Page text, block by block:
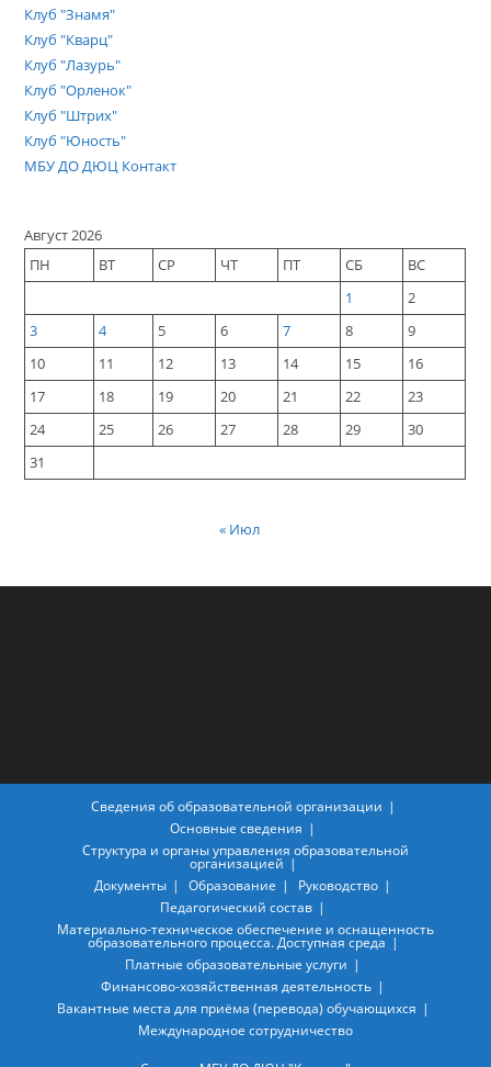
Клуб "Знамя"
Клуб "Кварц"
Клуб "Лазурь"
Клуб "Орленок"
Клуб "Штрих"
Клуб "Юность"
МБУ ДО ДЮЦ Контакт
Август 2026
ПН
ВТ СР ЧТ ПТ СБ
ВС
1
2
3
4 5 6 7 8
9
10
11 12 13 14 15
16
17
18 19 20 21 22
23
24
25 26 27 28 29
30
31
« Июл
Сведения об образовательной организации
Основные сведения
Структура и органы управления образовательной
организацией
Документы
Образование
Руководство
Педагогический состав
Материально-техническое обеспечение и оснащенность
образовательного процесса. Доступная среда
Платные образовательные услуги
Финансово-хозяйственная деятельность
Вакантные места для приёма (перевода) обучающихся
Международное сотрудничество